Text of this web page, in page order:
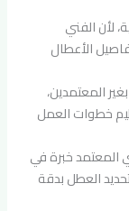
لأن الفني
الأعطال
المعتمدين،
خطوات العمل
المعتمد خبرة في
العطل بدقة